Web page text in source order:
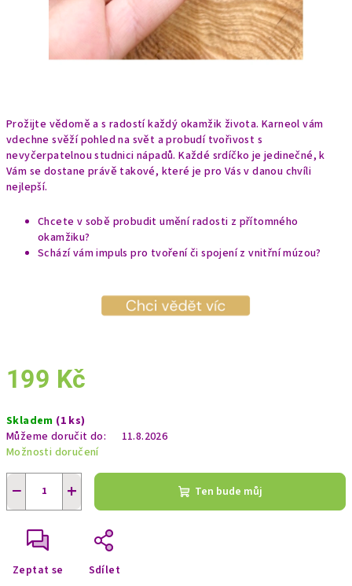
Prožijte vědomě a s radostí každý okamžik života. Karneol vám
vdechne svěží pohled na svět a probudí tvořivost s
nevyčerpatelnou studnici nápadů. Každé srdíčko je jedinečné, k
Vám se dostane právě takové, které je pro Vás v danou chvíli
nejlepší.
Chcete v sobě probudit umění radosti z přítomného
okamžiku?
Schází vám impuls pro tvoření či spojení z vnitřní múzou?
199 Kč
cena:
Skladem (1 ks)
Můžeme doručit do:
11.8.2026
Možnosti doručení
+
− Ten bude můj
Zeptat se Sdílet